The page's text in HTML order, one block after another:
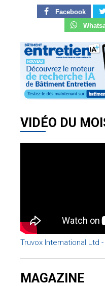
Facebook
VIDÉO DU
Truvox International Ltd -
MAGAZINE